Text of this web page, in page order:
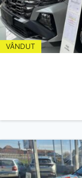
VÂNDUT